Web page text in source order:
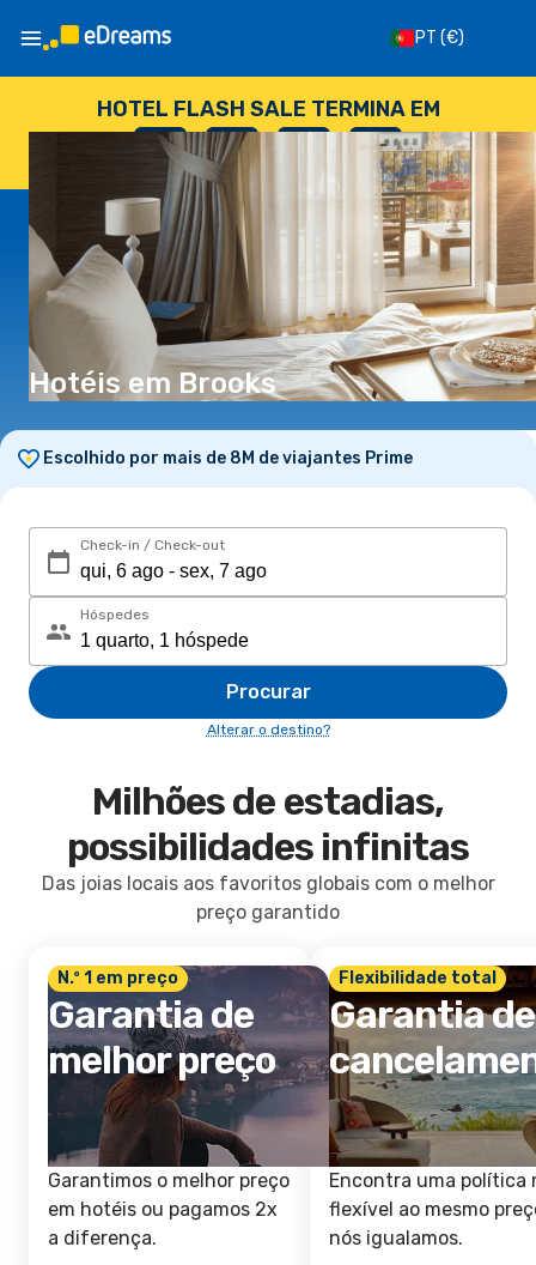
PT (€)
HOTEL FLASH SALE TERMINA EM
--
DIAS
: --
HORAS
: --
SEGUNDOS
Hotéis em Brooks
Escolhido por mais de 8M de viajantes Prime
Check-in / Check-out
Hóspedes
Procurar
Alterar o destino?
Milhões de estadias,
possibilidades infinitas
Das joias locais aos favoritos globais com o melhor
preço garantido
N.º 1 em preço
Garantia de
melhor preço
Garantimos o melhor preço
em hotéis ou pagamos 2x
a diferença.
Flexibilidade total
Garantia de
Encontra uma política
flexível ao mesmo
nós igualamos.